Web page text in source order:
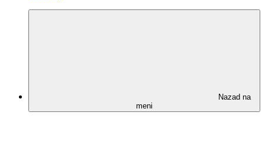
Nazad na
meni